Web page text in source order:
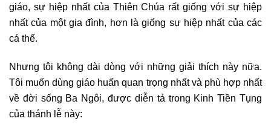
giáo, sự hiệp nhất của Thiên Chúa rất giống với sự hiệp
nhất của một gia đình, hơn là giống sự hiệp nhất của các
cá thể.
Nhưng tôi không dài dòng với những giải thích này nữa.
Tôi muốn dùng giáo huấn quan trọng nhất và phù hợp nhất
về đời sống Ba Ngôi, được diễn tả trong Kinh Tiền Tụng
của thánh lễ này: